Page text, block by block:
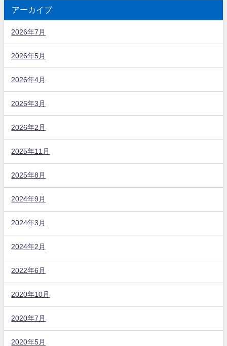
アーカイブ
2026年7月
2026年5月
2026年4月
2026年3月
2026年2月
2025年11月
2025年8月
2024年9月
2024年3月
2024年2月
2022年6月
2020年10月
2020年7月
2020年5月